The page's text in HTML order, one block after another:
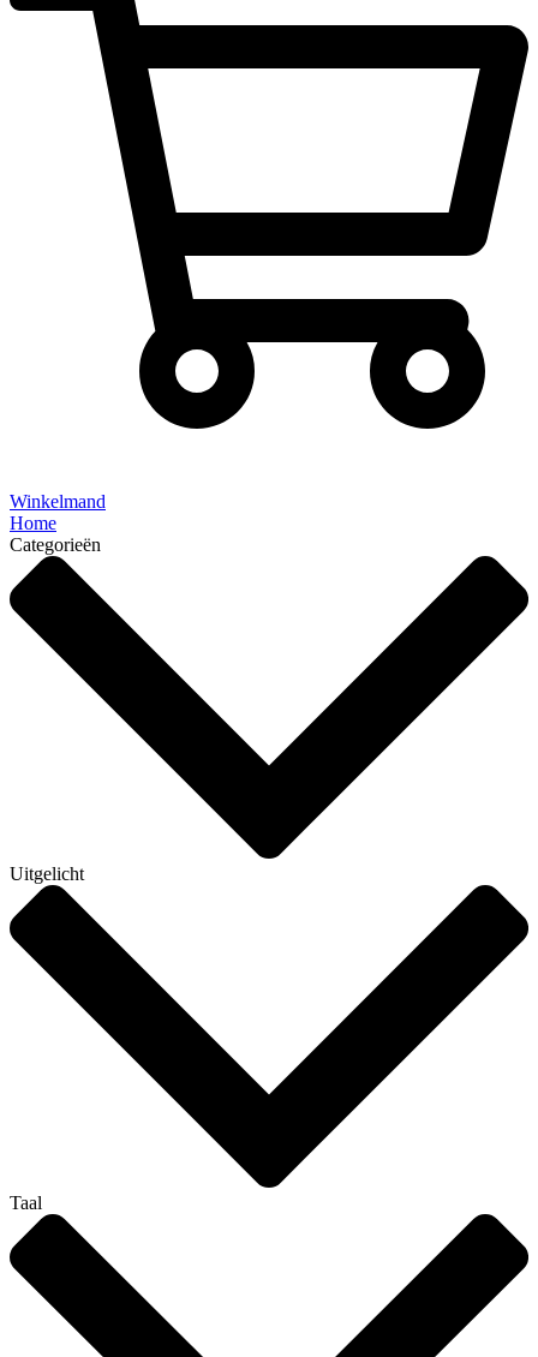
Winkelmand
Home
Categorieën
Uitgelicht
Taal